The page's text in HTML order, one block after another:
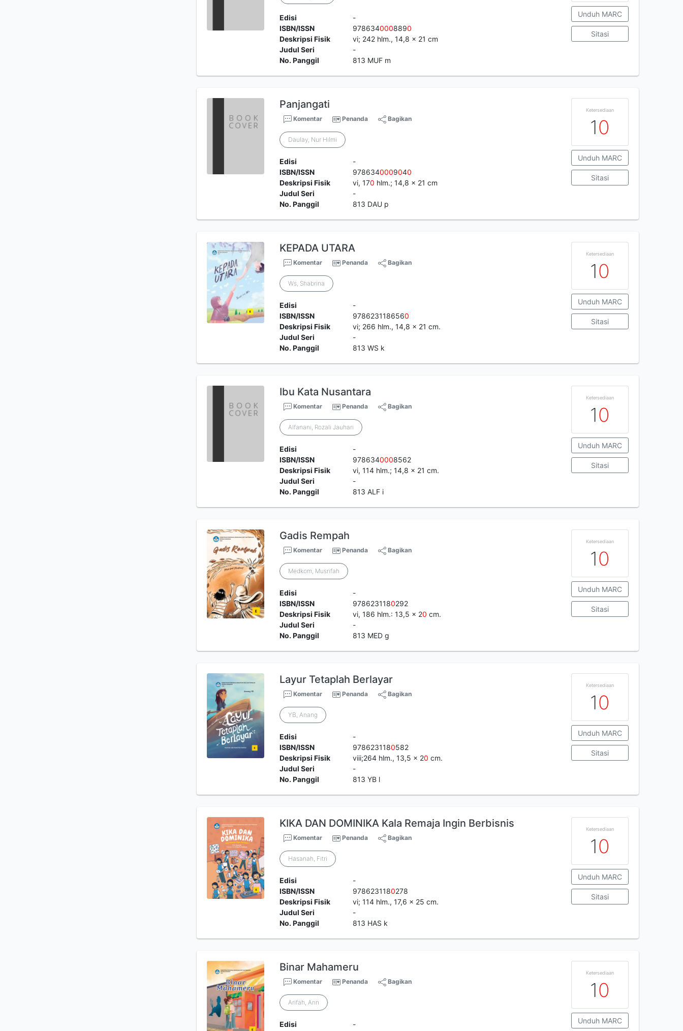
Edisi
-
ISBN/ISSN
9786340008890
Deskripsi Fisik
vi; 242 hlm., 14,8 x 21 cm
Judul Seri
-
No. Panggil
813 MUF m
Unduh MARC
Sitasi
Panjangati
Komentar Penanda Bagikan
Daulay, Nur Hilmi
Edisi
-
ISBN/ISSN
9786340009040
Deskripsi Fisik
vi, 170 hlm.; 14,8 x 21 cm
Judul Seri
-
No. Panggil
813 DAU p
Ketersediaan
10
Unduh MARC
Sitasi
KEPADA UTARA
Komentar Penanda Bagikan
Ws, Shabrina
Edisi
-
ISBN/ISSN
9786231186560
Deskripsi Fisik
vi; 266 hlm., 14,8 x 21 cm.
Judul Seri
-
No. Panggil
813 WS k
Ketersediaan
10
Unduh MARC
Sitasi
Ibu Kata Nusantara
Komentar Penanda Bagikan
Alfanani, Rozali Jauhari
Edisi
-
ISBN/ISSN
9786340008562
Deskripsi Fisik
vi, 114 hlm.; 14,8 x 21 cm.
Judul Seri
-
No. Panggil
813 ALF i
Ketersediaan
10
Unduh MARC
Sitasi
Gadis Rempah
Komentar Penanda Bagikan
Medkom, Musrifah
Edisi
-
ISBN/ISSN
9786231180292
Deskripsi Fisik
vi, 186 hlm.: 13,5 x 20 cm.
Judul Seri
-
No. Panggil
813 MED g
Ketersediaan
10
Unduh MARC
Sitasi
Layur Tetaplah Berlayar
Komentar Penanda Bagikan
YB, Anang
Edisi
-
ISBN/ISSN
9786231180582
Deskripsi Fisik
viii;264 hlm., 13,5 x 20 cm.
Judul Seri
-
No. Panggil
813 YB l
Ketersediaan
10
Unduh MARC
Sitasi
KIKA DAN DOMINIKA Kala Remaja Ingin Berbisnis
Komentar Penanda Bagikan
Hasanah, Fitri
Edisi
-
ISBN/ISSN
9786231180278
Deskripsi Fisik
vi; 114 hlm., 17,6 x 25 cm.
Judul Seri
-
No. Panggil
813 HAS k
Ketersediaan
10
Unduh MARC
Sitasi
Binar Mahameru
Komentar Penanda Bagikan
Arifah, Ann
Edisi
-
Ketersediaan
10
Unduh MARC